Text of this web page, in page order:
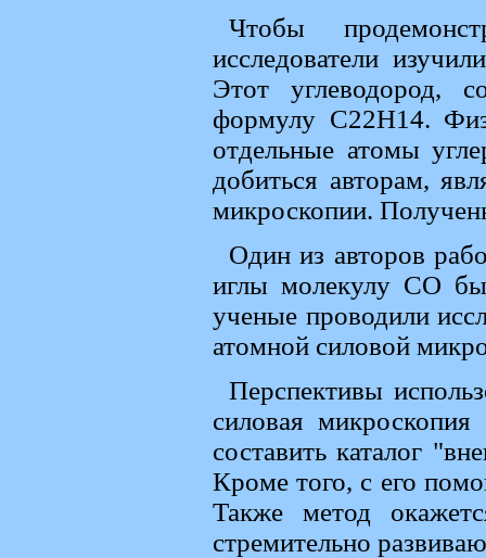
Чтобы
исследователи
Этот углеводород,
формулу C22H14.
отдельные атомы
добиться авторам,
микроскопии.
Один из авторов
иглы молекулу CO
ученые проводили
атомной силовой
Перспективы
силовая
составить каталог
Кроме того, с его
Также метод
стремительно